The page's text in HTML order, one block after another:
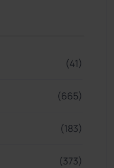
(41)
(665)
(183)
(373)